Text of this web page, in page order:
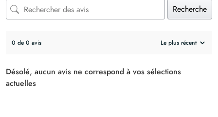
Recherche
0 de 0 avis
Désolé, aucun avis ne correspond à vos sélections
actuelles